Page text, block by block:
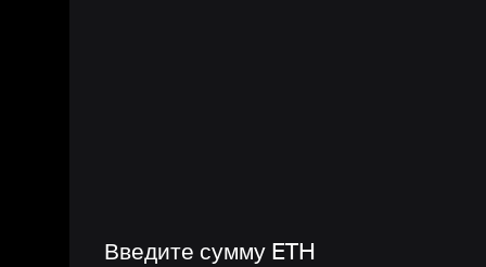
Введите сумму ETH